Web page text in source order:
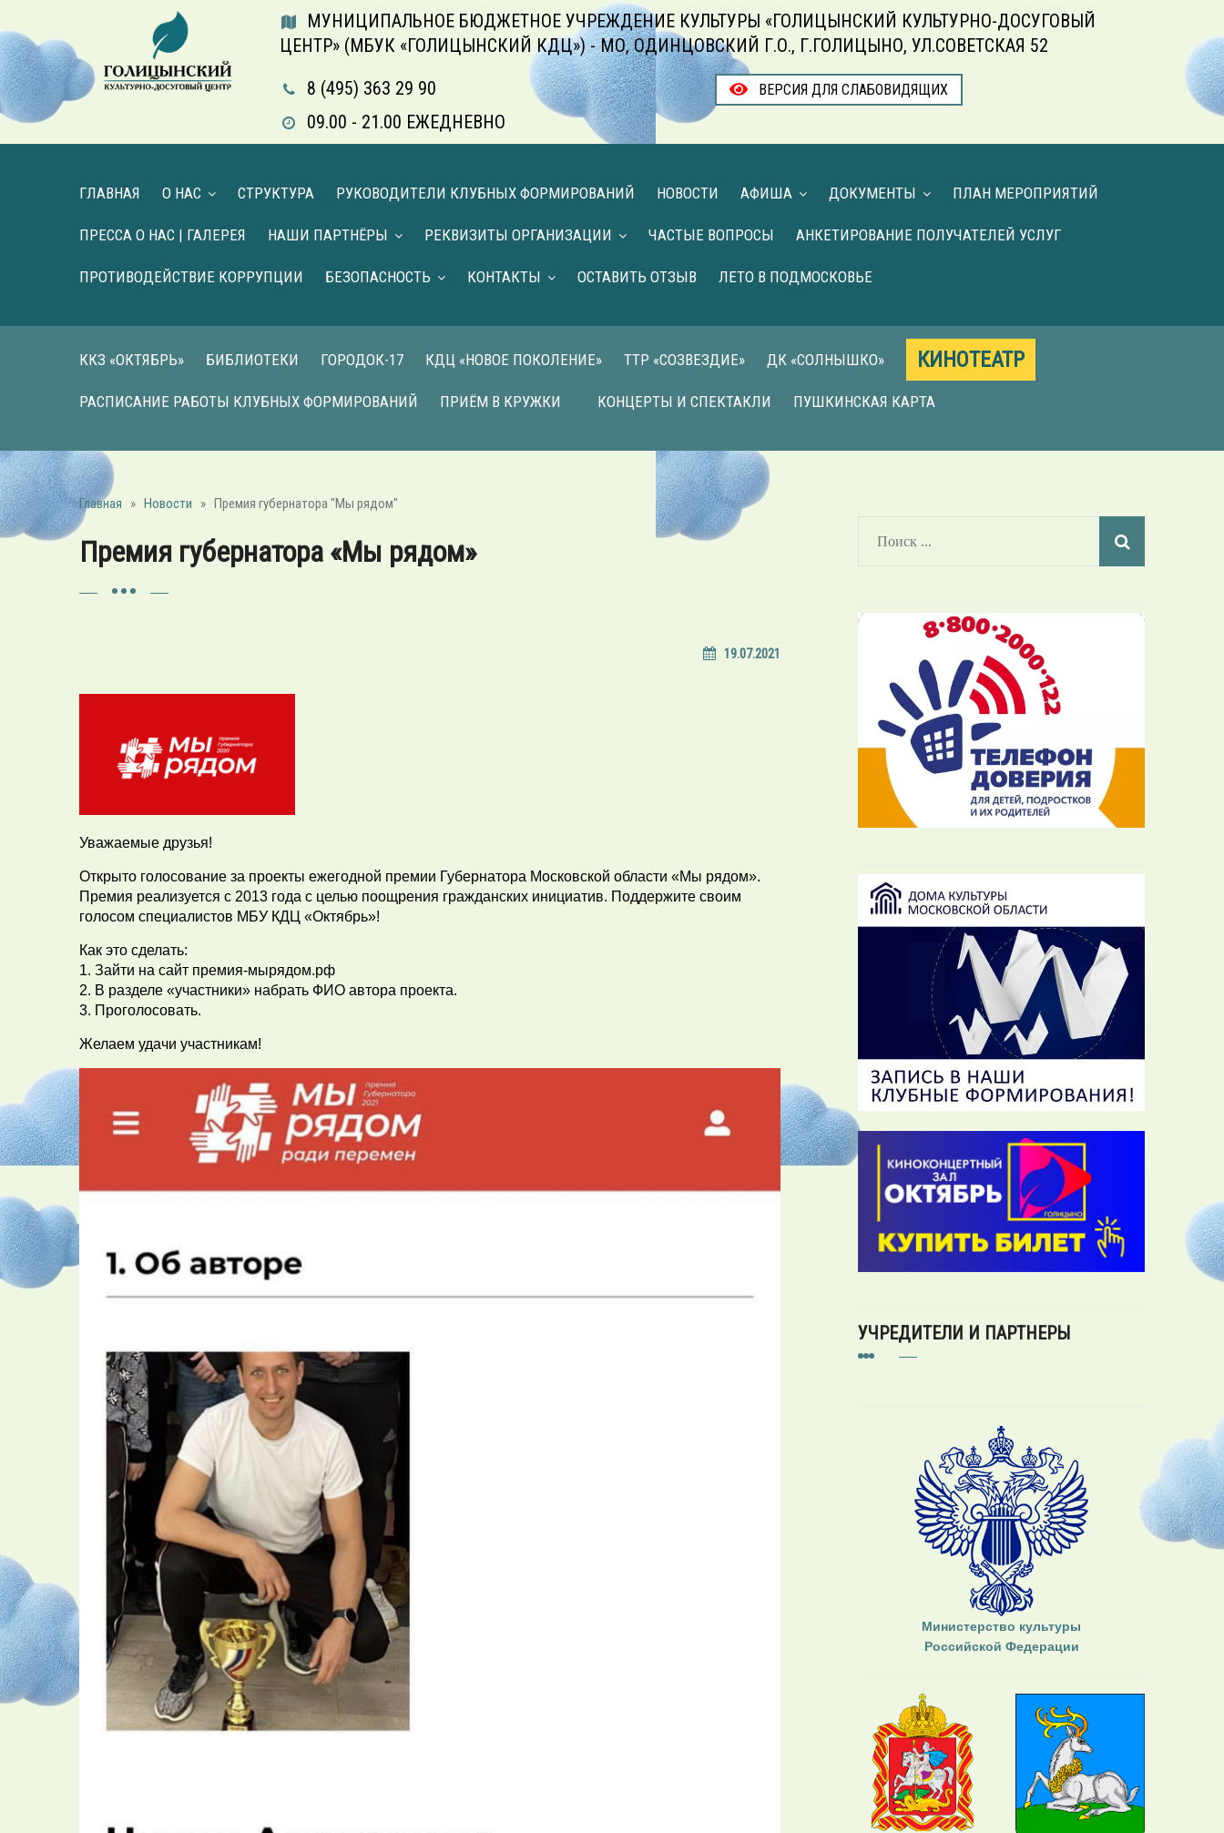
МУНИЦИПАЛЬНОЕ БЮДЖЕТНОЕ УЧРЕЖДЕНИЕ КУЛЬТУРЫ «ГОЛИЦЫНСКИЙ КУЛЬТУРНО-ДОСУГОВЫЙ
ЦЕНТР» (МБУК «ГОЛИЦЫНСКИЙ КДЦ») - МО, ОДИНЦОВСКИЙ Г.О., Г.ГОЛИЦЫНО, УЛ.СОВЕТСКАЯ 52
8 (495) 363 29 90
09.00 - 21.00 ЕЖЕДНЕВНО
ВЕРСИЯ ДЛЯ СЛАБОВИДЯЩИХ
ГЛАВНАЯ О НАС СТРУКТУРА РУКОВОДИТЕЛИ КЛУБНЫХ ФОРМИРОВАНИЙ НОВОСТИ АФИША ДОКУМЕНТЫ ПЛАН МЕРОПРИЯТИЙ
ПРЕССА О НАС | ГАЛЕРЕЯ НАШИ ПАРТНЁРЫ РЕКВИЗИТЫ ОРГАНИЗАЦИИ ЧАСТЫЕ ВОПРОСЫ АНКЕТИРОВАНИЕ ПОЛУЧАТЕЛЕЙ УСЛУГ
ПРОТИВОДЕЙСТВИЕ КОРРУПЦИИ БЕЗОПАСНОСТЬ КОНТАКТЫ ОСТАВИТЬ ОТЗЫВ ЛЕТО В ПОДМОСКОВЬЕ
ККЗ «ОКТЯБРЬ» БИБЛИОТЕКИ ГОРОДОК-17 КДЦ «НОВОЕ ПОКОЛЕНИЕ» ТТР «СОЗВЕЗДИЕ» ДК «СОЛНЫШКО» КИНОТЕАТР
РАСПИСАНИЕ РАБОТЫ КЛУБНЫХ ФОРМИРОВАНИЙ ПРИЁМ В КРУЖКИ КОНЦЕРТЫ И СПЕКТАКЛИ ПУШКИНСКАЯ КАРТА
Главная » Новости » Премия губернатора "Мы рядом"
Премия губернатора «Мы рядом»
19.07.2021
Уважаемые друзья!
Открыто голосование за проекты ежегодной премии Губернатора Московской области «Мы рядом».
Премия реализуется с 2013 года с целью поощрения гражданских инициатив. Поддержите своим
голосом специалистов МБУ КДЦ «Октябрь»!
Как это сделать:
1. Зайти на сайт премия-мырядом.рф
2. В разделе «участники» набрать ФИО автора проекта.
3. Проголосовать.
Желаем удачи участникам!
УЧРЕДИТЕЛИ И ПАРТНЕРЫ
Министерство культуры
Российской Федерации